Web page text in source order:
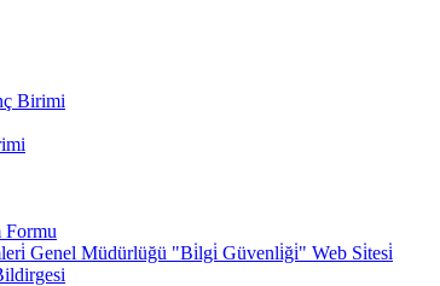
Birimi
Genel Müdürlüğü "Bi̇lgi̇ Güvenli̇ği̇" Web Si̇tesi̇